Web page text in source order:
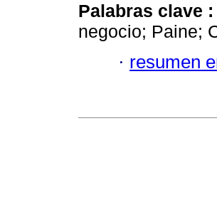
Palabras clave :
negocio; Paine;
· resumen